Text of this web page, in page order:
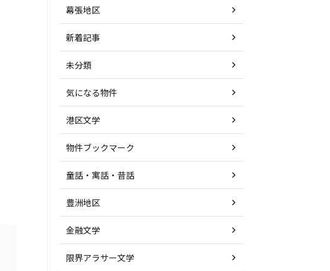
幕張地区
新着記事
未分類
気になる物件
港区文学
物件ブックマーク
童話・寓話・昔話
豊洲地区
金融文学
限界アラサー文学